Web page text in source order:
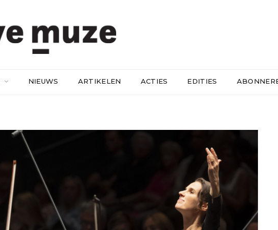
NIEUWS ARTIKELEN ACTIES EDITIES